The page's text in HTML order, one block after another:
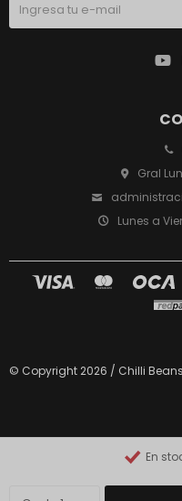
En
Gral
Lunes a

© Copyright 2026 / Chilli Beans